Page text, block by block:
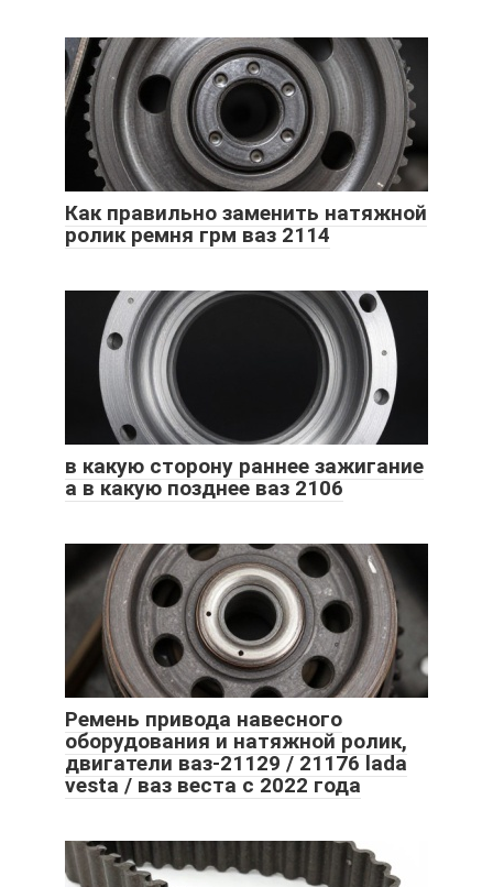
Как правильно заменить натяжной
ролик ремня грм ваз 2114
в какую сторону раннее зажигание
а в какую позднее ваз 2106
Ремень привода навесного
оборудования и натяжной ролик,
двигатели ваз-21129 / 21176 lada
vesta / ваз веста с 2022 года